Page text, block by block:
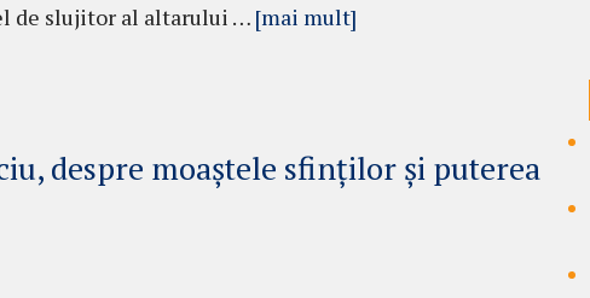
de slujitor al altarului … [mai mult]
despre moaștele sfinților și puterea